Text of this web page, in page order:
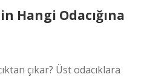
Hangi Odacığına
çıkar? Üst odacıklara